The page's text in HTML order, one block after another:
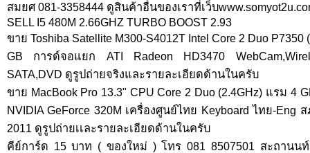
สมยศ 081-3358444 ดูสินค้าอื่นของเราที่เว็บ
SELL I5 480M 2.66GHZ TURBO BOOST 2.93
ขาย Toshiba Satellite M300-S4012T Intel Core 2 Duo P7350
GB การด์จอแยก ATI Radeon HD3470
SATA,DVD ดูรูปถ่ายจริงและรายละเอียดด้านในครับ
ขาย MacBook Pro 13.3" CPU Core 2 Duo (2.4GHz) แรม 4
NVIDIA GeForce 320M เครื่องศูนย์ไทย Keyboard ไทย-Eng
2011 ดูรูปถ่ายเเละรายละเอียดด้านในครับ
คีย์การ์ด 15 บาท ( ของใหม่ ) โทร 081 8507501 สะถานนท์